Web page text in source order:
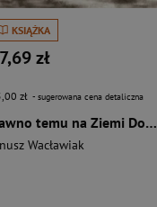
KSIĄŻKA
zł
zł - sugerowana cena detaliczna
Dawno temu na Ziemi Dobrzyńskiej
Wacławiak